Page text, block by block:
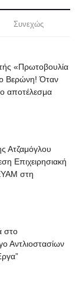
Συνεχώς
«Πρωτοβουλία
Βερώνη! Όταν
αποτέλεσμα
Ατζαμόγλου
Επιχειρησιακή
στη
στο
Αντλιοστασίων